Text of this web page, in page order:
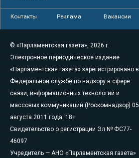
Контакты Реклама Вакансии
© «Парламентская газета», 2026 г.
Электронное периодическое издание
«Парламентская газета» зарегистрировано в
Федеральной службе по надзору в сфере
связи, информационных технологий и
массовых коммуникаций (Роскомнадзор) 05
августа 2011 года. 18+
Свидетельство о регистрации Эл № ФС77-
46097
Учредитель — АНО «Парламентская газета»